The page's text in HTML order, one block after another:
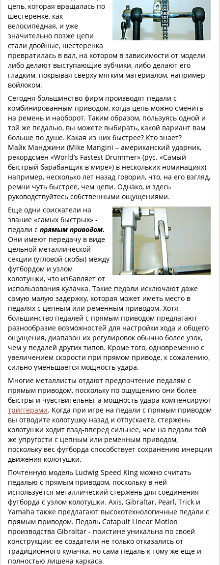
цепь, которая вращалась по
шестеренке, как
велосипедная, и уже
значительно позже цепи
стали двойные, шестеренка
превратилась в вал, на котором в зависимости от модели
либо делают выступающие зубчики, либо делают его
гладким, покрывая сверху мягким материалом, например
войлоком.
Сегодня большинство фирм производят педали с
комбинированным приводом, когда цепь можно сменить
на ремень и наоборот. Таким образом, пользуясь одной и
той же педалью, вы можете выбирать, какой вариант вам
больше по душе. Какая из них быстрее? Кто знает?
Майк Манджини (Mike Mangini – американский ударник,
рекордсмен «World’s Fastest Drummer» (рус. «Самый
быстрый барабанщик в мире») в нескольких номинациях),
например, несколько лет назад говорил, что, на его взгляд,
ремни чуть быстрее, чем цепи. Однако, и здесь
руководствуйтесь собственными ощущениями.
Еще одни соискатели на
звание «самых быстрых» -
педали с прямым приводом.
Они имеют передачу в виде
цельной металлической
секции (угловой скобы) между
футбордом и узлом
колотушки, что избавляет от
использования кулачка. Такие педали исключают даже
самую малую задержку, которая может иметь место в
педалях с цепным или ременным приводом. Хотя
большинство педалей с прямым приводом предлагают
разнообразие возможностей для настройки хода и общего
ощущения, диапазон их регулировок обычно более узок,
чем у педалей других типов. Кроме того, одновременно с
увеличением скорости при прямом приводе, к сожалению,
сильно уменьшается мощность удара.
Многие металлисты отдают предпочтение педалям с
прямым приводом, поскольку по ощущению они более
быстры и чувствительны, а мощность удара компенсируют
триггерами. Когда при игре на педали с прямым приводом
вы отводите колотушку назад и отпускаете, стержень
колотушки ходит взад-вперед сильнее, чем на педали той
же упругости с цепным или ременным приводом,
поскольку вес футборда способствует сохранению инерции
движения колотушки.
Почтенную модель Ludwig Speed King можно считать
педалью с прямым приводом, поскольку в ней
используется металлический стержень для соединения
футборда с узлом колотушки. Axis, Gibraltar, Pearl, Trick и
Yamaha также предлагают высокотехнологичные педали с
прямым приводом. Педаль Catapult Linear Motion
производства Gibraltar - поистине уникальна по своей
конструкции: ее создатели не только отказались от
традиционного кулачка, но сама педаль к тому же еще и
полностью лишена каркаса.